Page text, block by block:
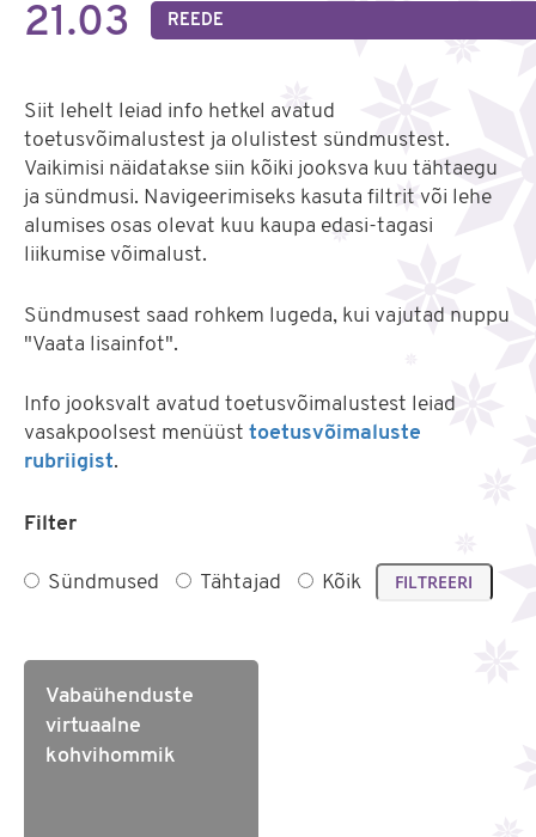
21.03 REEDE
Siit lehelt leiad info hetkel avatud
toetusvõimalustest ja olulistest sündmustest.
Vaikimisi näidatakse siin kõiki jooksva kuu tähtaegu
ja sündmusi. Navigeerimiseks kasuta filtrit või lehe
alumises osas olevat kuu kaupa edasi-tagasi
liikumise võimalust.
Sündmusest saad rohkem lugeda, kui vajutad nuppu
"Vaata lisainfot".
Info jooksvalt avatud toetusvõimalustest leiad
vasakpoolsest menüüst toetusvõimaluste
rubriigist.
Filter
Sündmused Tähtajad Kõik
Vabaühenduste
virtuaalne
kohvihommik